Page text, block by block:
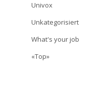
Univox
Unkategorisiert
What's your job
«Top»